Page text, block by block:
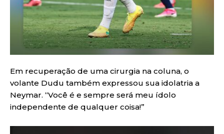
Em recuperação de uma cirurgia na coluna, o
volante Dudu também expressou sua idolatria a
Neymar. “Você é e sempre será meu ídolo
independente de qualquer coisa!”